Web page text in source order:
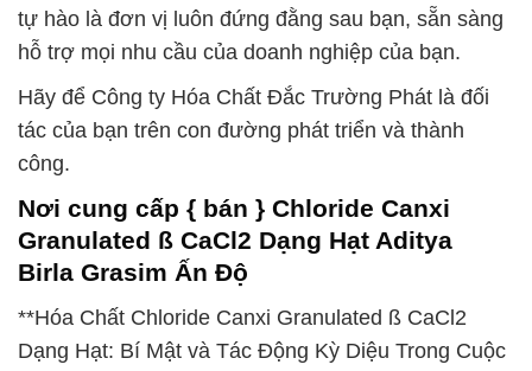
tự hào là đơn vị luôn đứng đằng sau bạn, sẵn sàng
hỗ trợ mọi nhu cầu của doanh nghiệp của bạn.
Hãy để Công ty Hóa Chất Đắc Trường Phát là đối
tác của bạn trên con đường phát triển và thành
công.
Nơi cung cấp { bán } Chloride Canxi
Granulated ß CaCl2 Dạng Hạt Aditya
Birla Grasim Ấn Độ
**Hóa Chất Chloride Canxi Granulated ß CaCl2
Dạng Hạt: Bí Mật và Tác Động Kỳ Diệu Trong Cuộc